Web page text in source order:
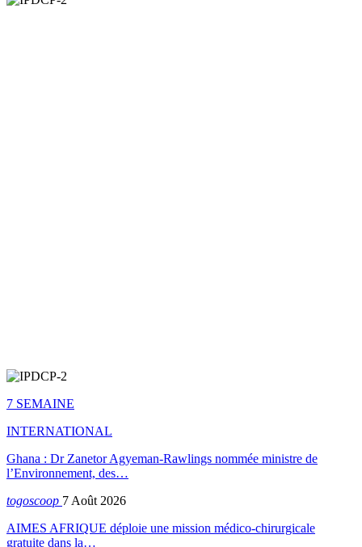
7 SEMAINE
INTERNATIONAL
Ghana : Dr Zanetor Agyeman-Rawlings nommée ministre de
l’Environnement, des…
togoscoop 7 Août 2026
AIMES AFRIQUE déploie une mission médico-chirurgicale
gratuite dans la…